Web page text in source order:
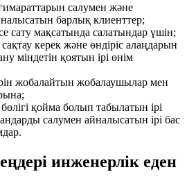
салумен және
барлық клиенттер;
сату мақсатында салатындар үшін;
керек және өндіріс алаңдарын
міндетін қоятын ірі өнім
жобалайтын жобалаушылар мен
қойма болып табылатын ірі
салумен айналысатын ірі бас
инженерлік еден